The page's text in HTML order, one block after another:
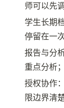
师可以先
学生长期
停留在一
报告与分
重点分析；
授权协作
限边界清楚